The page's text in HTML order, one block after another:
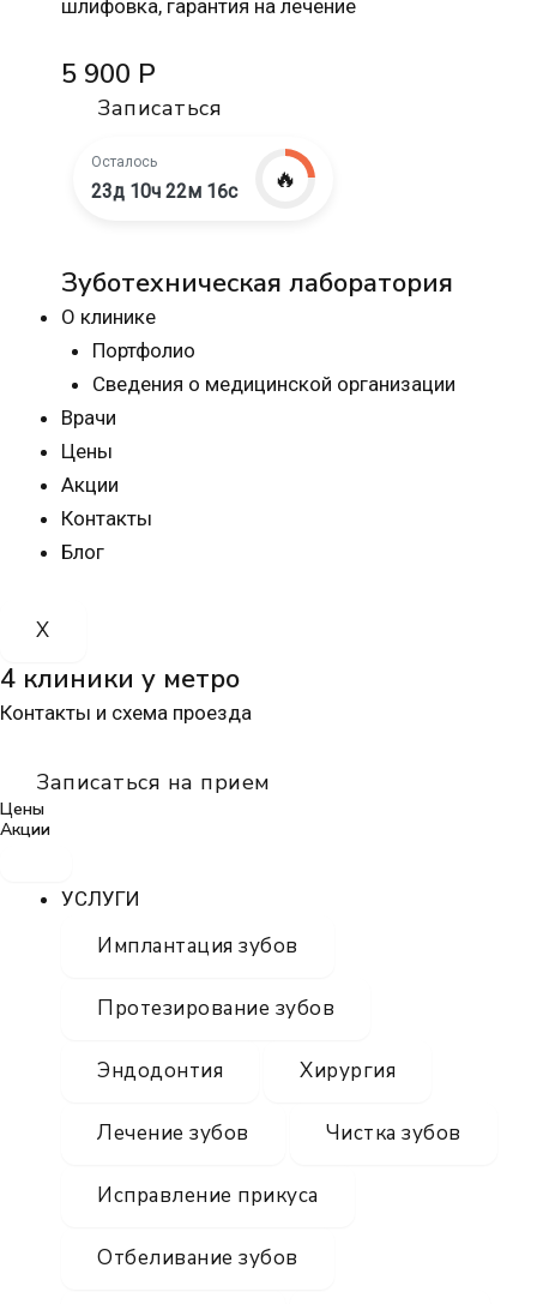
шлифовка, гарантия на лечение
5 900 Р
Записаться
Осталось
23д 10ч 22м 15с 🔥
Зуботехническая лаборатория
О клинике
Портфолио
Сведения о медицинской организации
Врачи
Цены
Акции
Контакты
Блог
X
4 клиники у метро
Контакты и схема проезда
Записаться на прием
Цены
Акции
УСЛУГИ
Имплантация зубов
Протезирование зубов
Эндодонтия Хирургия
Лечение зубов Чистка зубов
Исправление прикуса
Отбеливание зубов